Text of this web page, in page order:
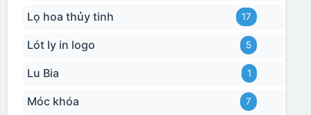
Lọ hoa thủy tinh 17
Lót ly in logo 5
Lu Bia 1
Móc khóa 7